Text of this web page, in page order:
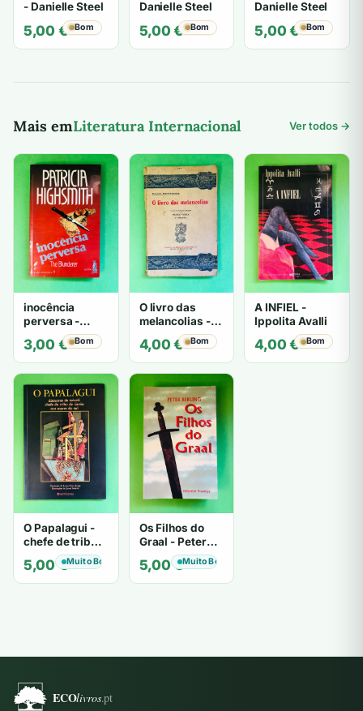
- Danielle Steel
5,00 € Bom
Danielle Steel
5,00€ Bom
Danielle Steel
5,00€ Bom
Mais emLiteratura Internacional Ver todos →
inocência
perversa -
PATRICIA
HIGHSMITH
3,00 € Bom
O livro das
melancolias -
Mantegazza
4,00€ Bom
A INFIEL -
Ippolita Avalli
4,00€ Bom
O Papalagui -
chefe de tribo
de tiavéa
5,00€Muito Bom
Os Filhos do
Graal - Peter
Berling
5,00€Muito Bom